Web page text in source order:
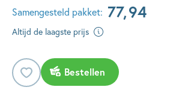
Samengesteld pakket: 77,94
Altijd de laagste prijs
Bestellen